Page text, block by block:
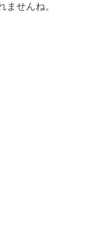
せんね。